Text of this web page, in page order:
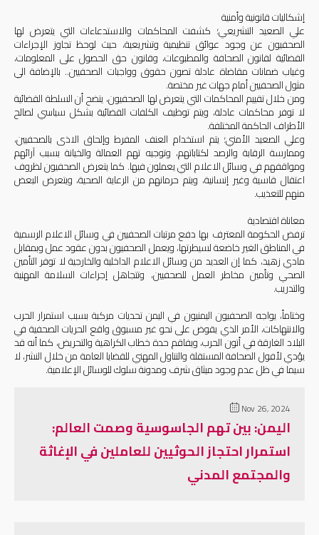
Nov 26, 2024
اليمن: بين تهم الجاسوسية وصمت العالم:
استمرار احتجاز الحوثيين للعاملين في الإغاثة
والمجتمع المدني
إشكاليات قانونية وأمنية
علي الصعيد التشريعي؛ كشفت المحاكمات والاستدعاءات التي يتعرض لها
الصحفيون عن وجود عوائق تنظيمية وتشريعية، حيث لوحظ تجاوز الإجراءات
القضائية لقانون الصحافة والمطبوعات، وقانون حق الحصول على المعلومات،
وغياب ضمانات مقاضاة عادلة تصون حقوق وواجبات الصحفيين.. بالإضافة الي
مثول الصحفيين أمام جهات غير مختصة.
ومن خلال تقييم المحاكمات التي يتعرض لها الصحفيون، يتضح أن السلطة القضائية
لا توفر محاكمات عادلة، ويتم توظيف الكلفات القضائية بشكل سياسي لصالح
الأطراف الحاكمة المختلفة.
وعلي الصعيد الأمني؛ يتم استخدام العنف المفرط وإلحاق الاذى بالصحفيين،
وممارسة الرقابة والرصد لكتاباتهم، وتوجيه تهم العمالة والخيانة بسبب آرائهم
ومواقفهم في وسائل الاعلام التي يعملون فيها. كما يتعرض الصحفيون لظروف
اعتقال قاسية وغير إنسانية، ويتم حرمانهم من الرعاية الصحية، ويتعرض البعض
منهم للتعذيب.
معاناة اقتصادية
ترفض الحكومة المعترف بها دفع مرتبات الصحفيين في وسائل الاعلام الرسمية
في المناطق الغير خاضعة لسيطرتها، ويعمل الصحفيون بدون عقود عمل وبمقابل
مادي زهيد، كما إن العديد من وسائل الاعلام الداخلية والخارجية لا توفر التأمين
الصحي وتأمين مخاطر العمل للصحفيين، وتتجاهل إجراءات السلامة المهنية
والتدريب.
وختاماً، يواجه الصحفيون اليمنيون في اليمن تحديات مركبة بسبب استمرار الحرب
والانتهاكات، الأمر الذي يقوض على نحو غير مسبوق واقع الحريات الصحفية في
البلاد الغارقة في أتون الحرب، ويفاقم حدة خطاب الكراهية والتحريض، كما أنه قد
يؤدي لأفول الصحافة المستقلة والتناول المهني للقضايا العامة من خلال النشر، لا
سيما في ظل عدم وجود ميثاق شرف ومدونة سلوك للوسائل الإعلامية.